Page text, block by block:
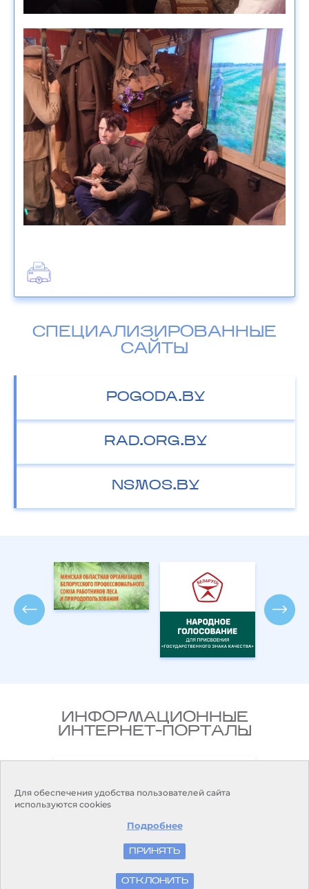
СПЕЦИАЛИЗИРОВАННЫЕ
САЙТЫ
POGODA.BY
RAD.ORG.BY
NSMOS.BY
ИНФОРМАЦИОННЫЕ
ИНТЕРНЕТ-ПОРТАЛЫ
Беларусь
Для обеспечения удобства пользователей сайта
используются cookies
Подробнее
ПРИНЯТЬ
ОТКЛОНИТЬ
БЕЛТА